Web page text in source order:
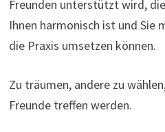
Freunden unterstützt wird,
Ihnen harmonisch ist und Sie
die Praxis umsetzen können.
Zu träumen, andere zu
Freunde treffen werden.